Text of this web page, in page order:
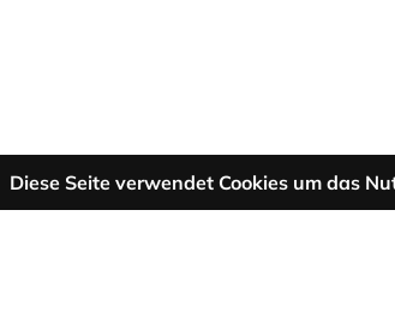
Diese Seite verwendet Cookies um das